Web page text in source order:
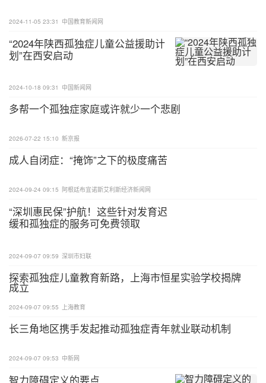
2024-11-05 23:31 中国教育新闻网
“2024年陕西孤独症儿童公益援助计
划”在西安启动
2024-10-18 09:31 中国新闻网
多帮一个孤独症家庭或许就少一个悲剧
2026-07-22 15:10 新京报
成人自闭症：“掩饰”之下的极度痛苦
2024-09-24 09:15 阿根廷布宜诺斯艾利斯经济新闻网
“深圳惠民保”护航！这些针对发育迟
缓和孤独症的服务可免费领取
2024-09-07 09:59 深圳市妇联
探索孤独症儿童教育新路，上海市恒星实验学校揭牌
成立
2024-09-07 09:55 上海教育
长三角地区携手发起推动孤独症青年就业联动机制
2024-09-07 09:53 中新网
智力障碍定义的要点